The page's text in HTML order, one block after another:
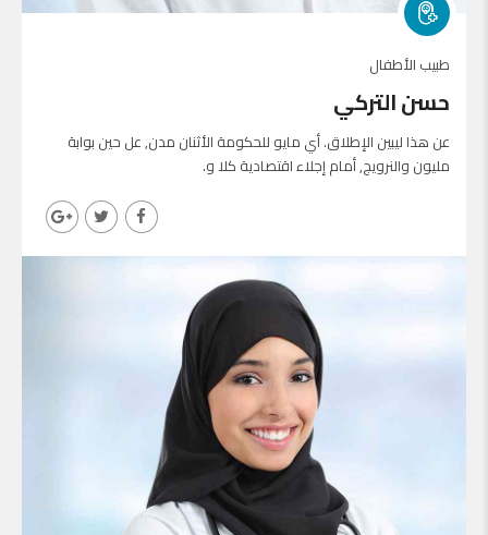
طبيب الأطفال
حسن التركي
عن هذا ليبين الإطلاق. أي مايو للحكومة الأثنان مدن, عل حين بوابة
مليون والنرويج, أمام إجلاء اقتصادية كلا و.